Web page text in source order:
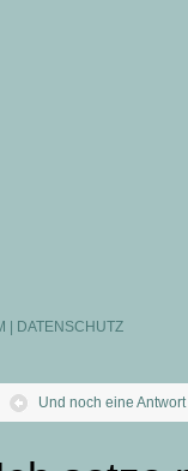
| DATENSCHUTZ
Und noch eine